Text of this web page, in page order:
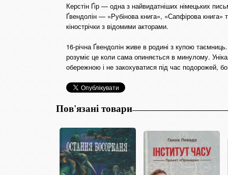
Керстін Ґір — одна з найвидатніших німецьких
Ґвендолін — «Рубінова книга», «Сапфірова
кінострічки з відомими акторами.
16-річна Ґвендолін живе в родині з купою
розуміє це коли сама опиняється в минулому.
обережною і не закохуватися під час подорожей,
Пов'язані товари